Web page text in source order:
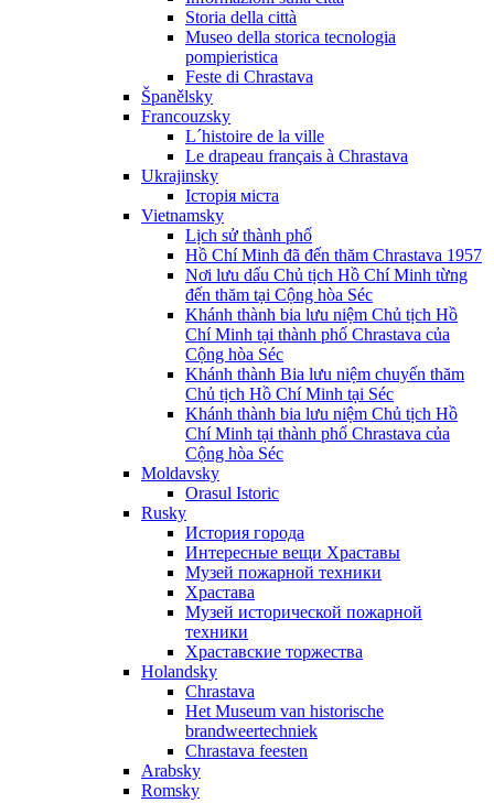
Storia della città
Museo della storica tecnologia
pompieristica
Feste di Chrastava
Španělsky
Francouzsky
L´histoire de la ville
Le drapeau français à Chrastava
Ukrajinsky
Історія міста
Vietnamsky
Lịch sử thành phố
Hồ Chí Minh đã đến thăm Chrastava 1957
Nơi lưu dấu Chủ tịch Hồ Chí Minh từng
đến thăm tại Cộng hòa Séc
Khánh thành bia lưu niệm Chủ tịch Hồ
Chí Minh tại thành phố Chrastava của
Cộng hòa Séc
Khánh thành Bia lưu niệm chuyến thăm
Chủ tịch Hồ Chí Minh tại Séc
Khánh thành bia lưu niệm Chủ tịch Hồ
Chí Minh tại thành phố Chrastava của
Cộng hòa Séc
Moldavsky
Orasul Istoric
Rusky
История города
Интересные вещи Храставы
Музей пожарной техники
Храстава
Музей исторической пожарной
техники
Храставские торжества
Holandsky
Chrastava
Het Museum van historische
brandweertechniek
Chrastava feesten
Arabsky
Romsky